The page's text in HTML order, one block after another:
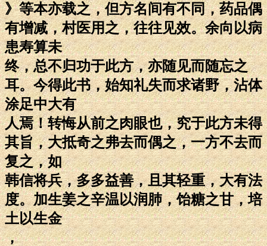
》等本亦载之，但方名间有不同，药品偶
有增减，村医用之，往往见效。余向以病
患寿算未
终，总不归功于此方，亦随见而随忘之
耳。今得此书，始知礼失而求诸野，沾体
涂足中大有
人焉！转悔从前之肉眼也，究于此方未得
其旨，大抵奇之弗去而偶之，一方不去而
复之，如
韩信将兵，多多益善，且其轻重，大有法
度。加生姜之辛温以润肺，饴糖之甘，培
土以生金
，